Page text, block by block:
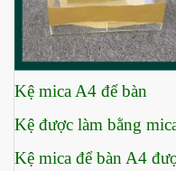
Kệ mica A4 để bàn
Kệ được làm bằng
Kệ mica để bàn A4